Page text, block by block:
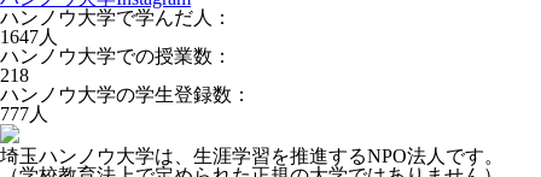
ハンノウ大学で学んだ人：
1647人
ハンノウ大学での授業数：
218
ハンノウ大学の学生登録数：
777人
埼玉ハンノウ大学は、生涯学習を推進するNPO法人です。